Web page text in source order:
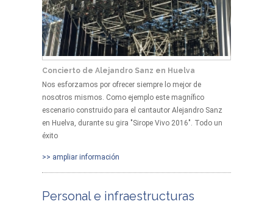
Concierto de Alejandro Sanz en Huelva
Nos esforzamos por ofrecer siempre lo mejor de
nosotros mismos. Como ejemplo este magnífico
escenario construido para el cantautor Alejandro Sanz
en Huelva, durante su gira "Sirope Vivo 2016". Todo un
éxito
>> ampliar información
Personal e infraestructuras